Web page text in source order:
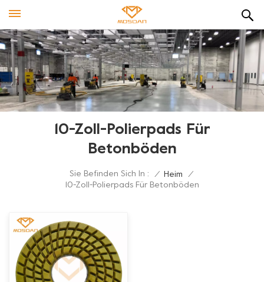
10-Zoll-Polierpads Für
Betonböden
Sie Befinden Sich In : / Heim
/
10-Zoll-Polierpads Für Betonböden